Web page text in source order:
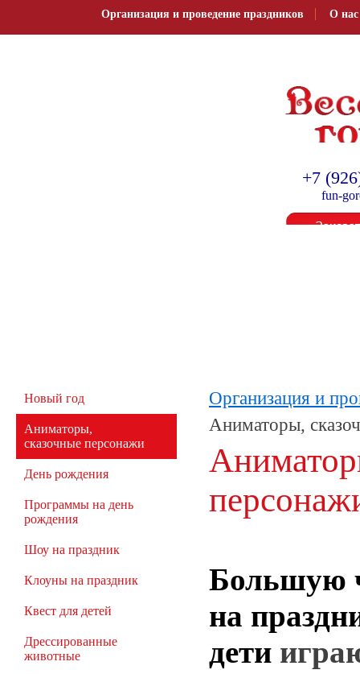
Организация и проведение праздников О нас
+7
fun-
Организация и
Аниматоры,
Большую
на
дети
Новый год
Аниматоры,
сказочные персонажи
День рождения
Программы на день
рождения
Шоу на праздник
Клоуны на праздник
Квест для детей
Дрессированные
животные